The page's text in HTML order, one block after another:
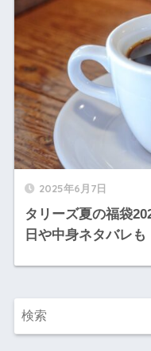
2025年6月7日
タリーズ夏の福袋
日や中身ネタバレも